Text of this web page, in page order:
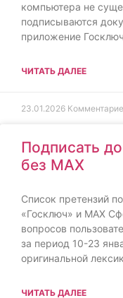
компьютера не
подписываются
приложение Госключ
ЧИТАТЬ ДАЛЕЕ
23.01.2026
Подписать
без MAX
Список претензий
«Госключ» и MAX
вопросов
за период 10-23
оригинальной
ЧИТАТЬ ДАЛЕЕ